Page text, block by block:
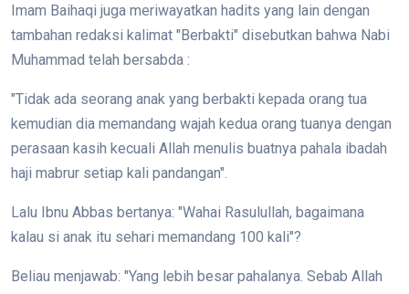
Imam Baihaqi juga meriwayatkan hadits yang lain dengan
tambahan redaksi kalimat "Berbakti" disebutkan bahwa Nabi
Muhammad telah bersabda :
"Tidak ada seorang anak yang berbakti kepada orang tua
kemudian dia memandang wajah kedua orang tuanya dengan
perasaan kasih kecuali Allah menulis buatnya pahala ibadah
haji mabrur setiap kali pandangan".
Lalu Ibnu Abbas bertanya: "Wahai Rasulullah, bagaimana
kalau si anak itu sehari memandang 100 kali"?
Beliau menjawab: "Yang lebih besar pahalanya. Sebab Allah